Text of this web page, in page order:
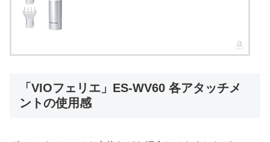
「VIOフェリエ」ES-WV60 各アタッチメ
ントの使用感